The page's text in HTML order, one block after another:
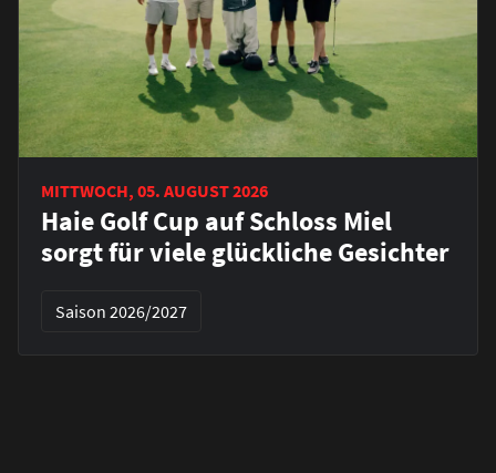
MITTWOCH, 05. AUGUST 2026
Haie Golf Cup auf Schloss Miel
sorgt für viele glückliche Gesichter
Saison 2026/2027